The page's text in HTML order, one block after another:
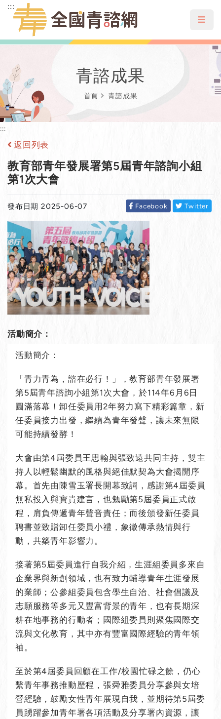
跳到主要內容區塊
:::
選單
青諮成果
首頁 青諮成果
:::
返回列表
教育部青年發展署第5屆青年諮詢小組
第1次大會
發布日期 2025-06-07 Facebook Twitter
活動簡介：
活動簡介：
「青力青為，諮在必行！」，教育部青年發展署
第5屆青年諮詢小組第1次大會，於114年6月6日
圓滿落幕！卸任委員用2年努力寫下精彩篇章，新
任委員接力出發，繼續為青年發聲，讓未來無限
可能持續發酵！
大會由第4屆委員王思翰與張致遠共同主持，雙主
持人以輕鬆幽默的風格與絕佳默契為大會揭開序
幕。首先由陳雪玉署長開幕致詞，感謝第4屆委員
無私投入與寶貴建言，也勉勵第5屆委員正式啟
程，肩負傳遞青年聲音責任；而後頒發新任委員
聘書並致贈卸任委員小禮，象徵傳承熱情與行
動，共築青年影響力。
接著第5屆委員進行自我介紹，生涯組委員多來自
企業界與新創領域，也有致力輔導青年生涯發展
的業師；公參組委員包含學生自治、社會倡議及
志願服務等多元又豐富背景的青年，也有長期深
耕在地事務的行動者；國際組委員則聚焦國際交
流與文化教育，其中亦有豐富國際經驗的青年領
袖。
至於第4屆委員回顧在工作/校園忙碌之餘，仍心
繫青年事務推動歷程，張舜雅委員分享參與女培
營經驗，鼓勵女性青年展現自我，並期待第5屆委
員踴躍參加青年署各項活動及分享署內資源，讓